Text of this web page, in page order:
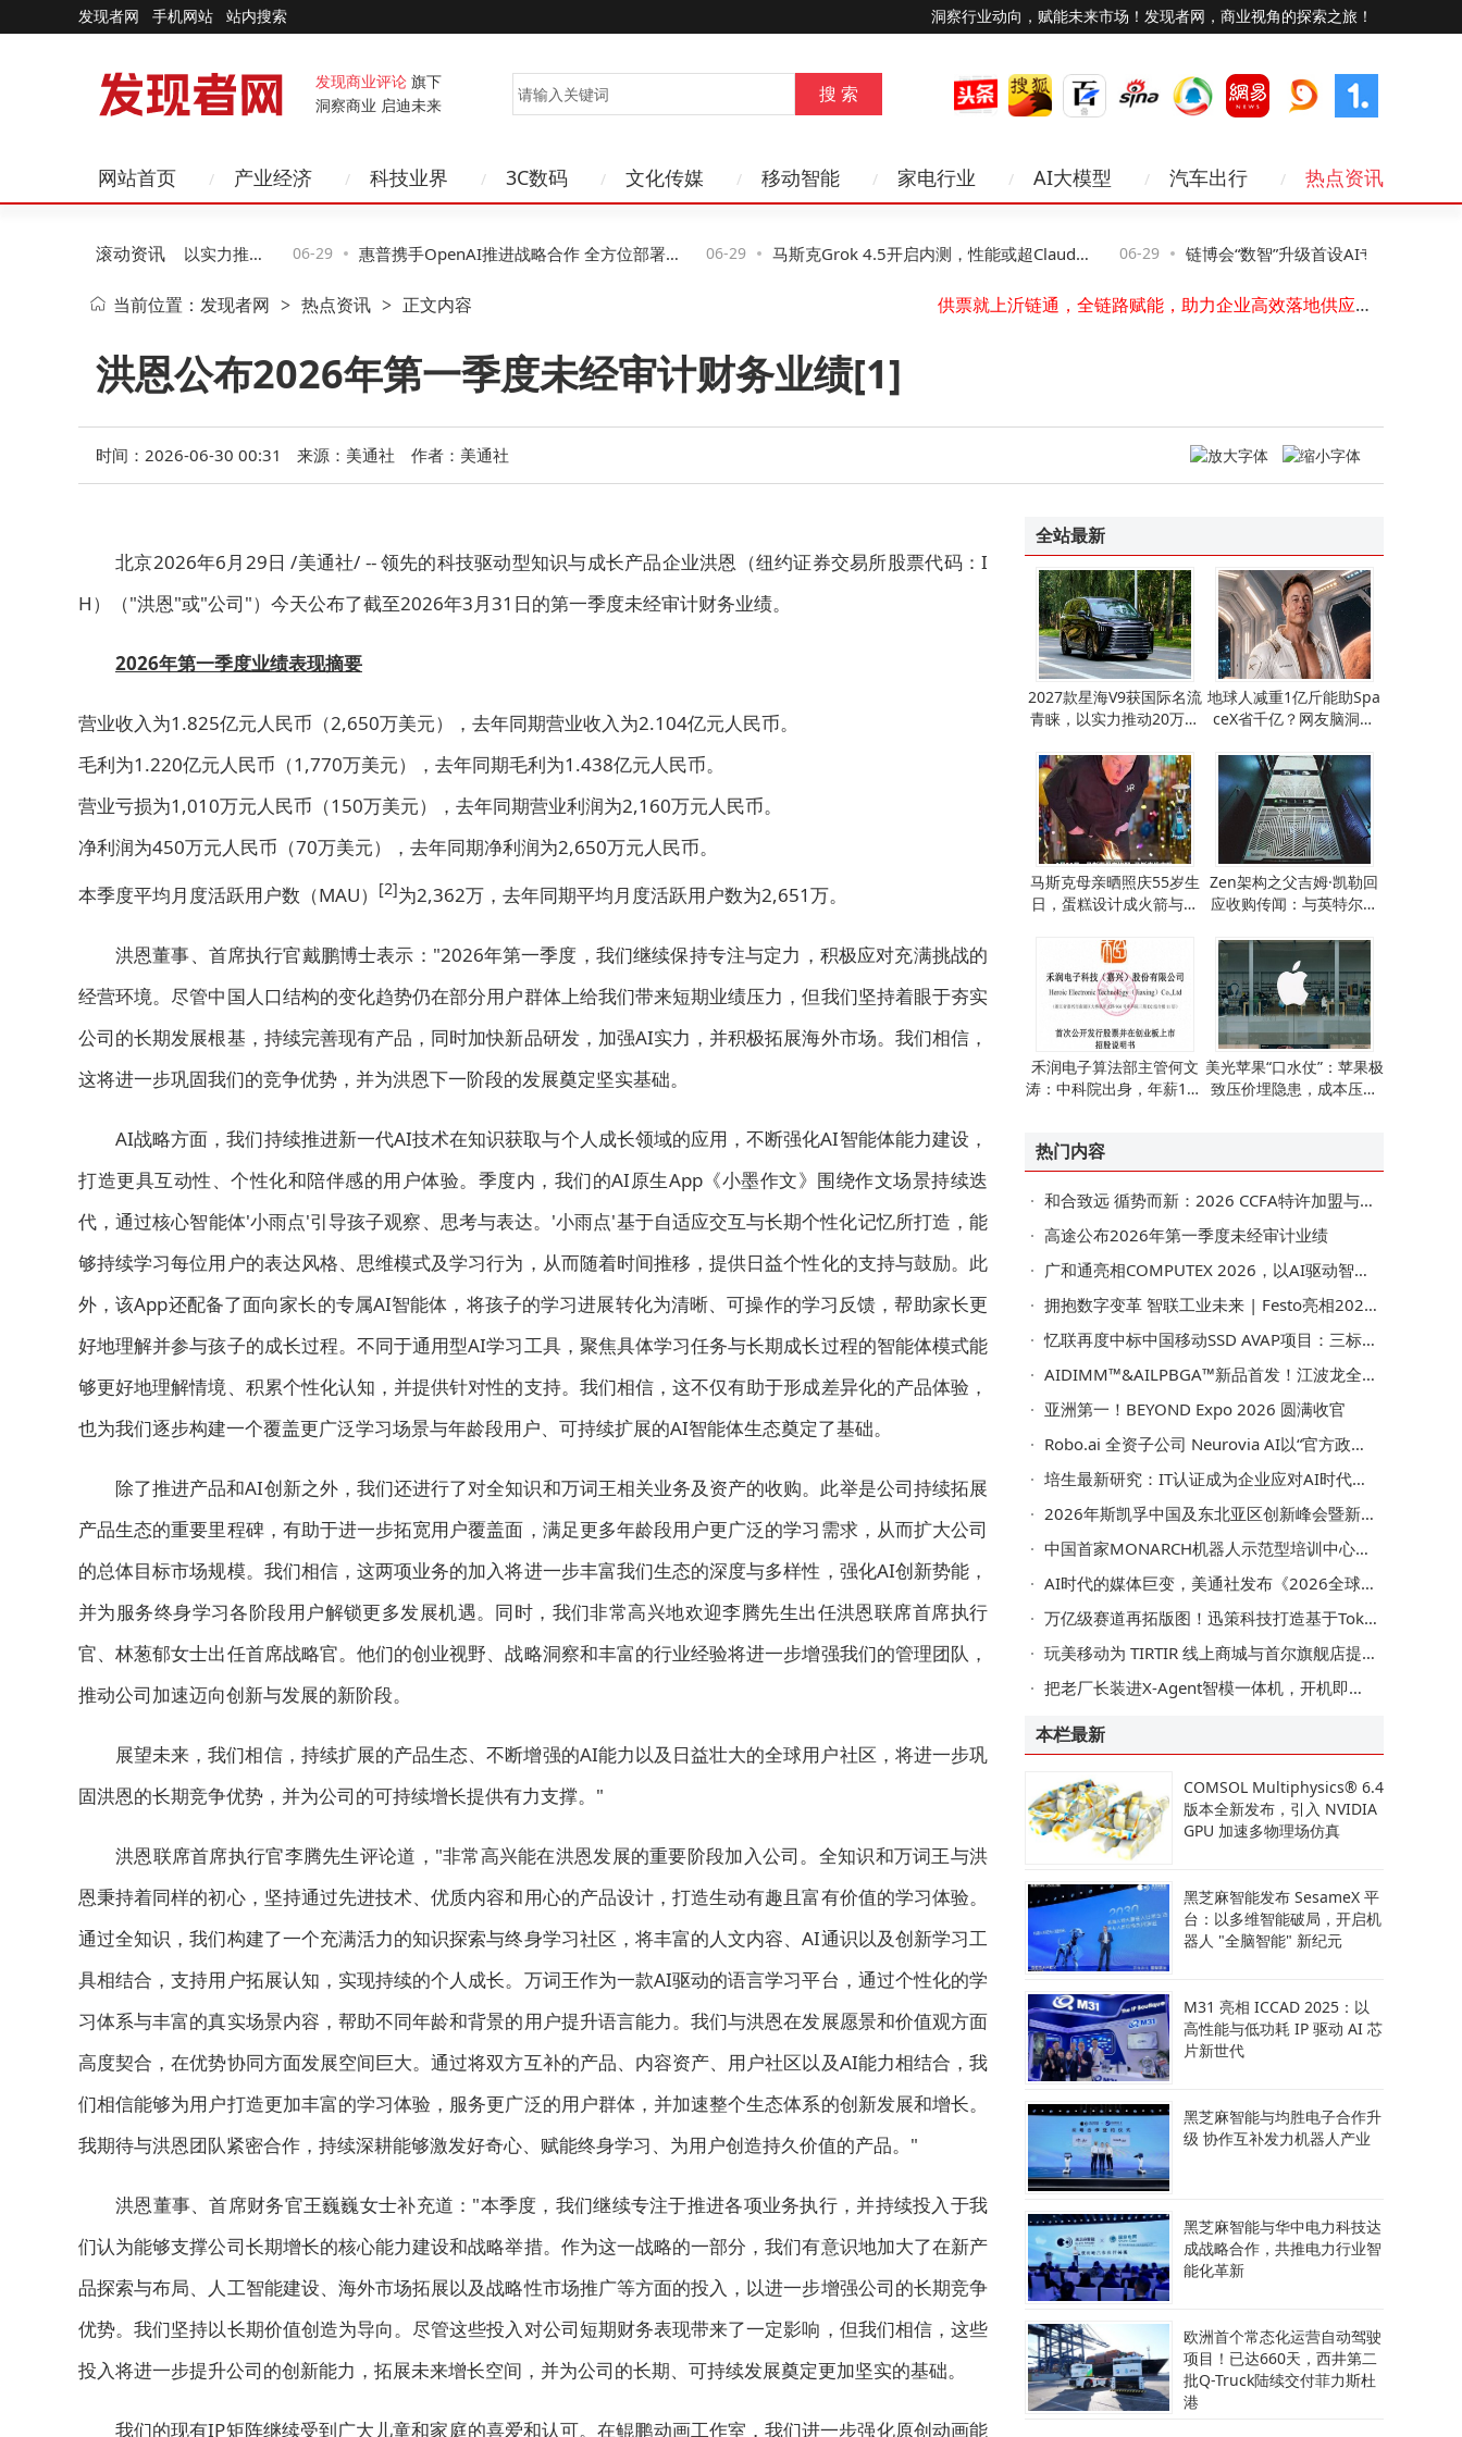
发现者网 手机网站 站内搜索 洞察行业动向，赋能未来市场！发现者网，商业视角的探索之旅！
发现商业评论旗下
洞察商业 启迪未来
网站首页 产业经济 科技业界 3C数码 文化传媒 移动智能 家电行业 AI大模型 汽车出行 热点资讯
滚动资讯
V9获国际名流青睐，以实力推动
豪华体验新跨越
06-29 惠普携手OpenAI推进战略合作 全方位部署Fr
ontier平台助力企业加速转型
06-29 马斯克Grok 4.5开启内测，性能或超Claude 06-29 链博会“数智”升级首设AI专区，中国人工
企业超532万家蓬勃发展
5个月、4轮融资、首个季度即盈利----临界点完成近10亿融资，跻身10亿美元独角兽
市场增速超20%，云尖信息AI Box助推边端Agentic与Physical AI价值跃升
AI+创新药：和誉医药打造长期增长的新能力曲线
玩的就是功效护肤！ The Ordinary Playground功效护肤游乐场限时登陆广州东山口
5个月、4轮融资、首个季度即盈利----临界点完成近10亿融资，跻身10亿美元独角兽
市场增速超20%，云尖信息AI Box助推边端Agentic与Physical AI价值跃升
当前位置： 发现者网 > 热点资讯 > 正文内容
洪恩公布2026年第一季度未经审计财务业绩[1]
时间：2026-06-30 00:31 来源：美通社 作者：美通社
北京2026年6月29日 /美通社/ -- 领先的科技驱动型知识与成长产品企业洪恩（纽约证券交易所股票代码：I
H）（"洪恩"或"公司"）今天公布了截至2026年3月31日的第一季度未经审计财务业绩。
2026年第一季度业绩表现摘要
营业收入为1.825亿元人民币（2,650万美元），去年同期营业收入为2.104亿元人民币。
毛利为1.220亿元人民币（1,770万美元），去年同期毛利为1.438亿元人民币。
营业亏损为1,010万元人民币（150万美元），去年同期营业利润为2,160万元人民币。
净利润为450万元人民币（70万美元），去年同期净利润为2,650万元人民币。
本季度平均月度活跃用户数（MAU）
[2]为2,362万，去年同期平均月度活跃用户数为2,651万。
洪恩董事、首席执行官戴鹏博士表示："2026年第一季度，我们继续保持专注与定力，积极应对充满挑战的
经营环境。尽管中国人口结构的变化趋势仍在部分用户群体上给我们带来短期业绩压力，但我们坚持着眼于夯实
公司的长期发展根基，持续完善现有产品，同时加快新品研发， 加强AI实力 ，并积极拓展海外市场。我们相信，
这将进一步巩固我们的竞争优势，并为洪恩下一阶段的发展奠定坚实基础。
AI战略方面，我们持续推进新一代AI技术在知识获取与个人成长领域的应用，不断强化AI智能体能力建设，
打造更具互动性、个性化和陪伴感的用户体验。季度内，我们的AI原生App《小墨作文》围绕作文场景持续迭
代，通过核心智能体'小雨点'引导孩子观察、思考与表达。'小雨点'基于自适应交互与长期个性化记忆所打造，能
够持续学习每位用户的表达风格、思维模式及学习行为，从而随着时间推移，提供日益个性化的支持与鼓励。此
外，该App还配备了面向家长的专属AI智能体，将孩子的学习进展转化为清晰、可操作的学习反馈，帮助家长更
好地理解并参与孩子的成长过程。不同于通用型AI学习工具，聚焦具体学习任务与长期成长过程的智能体模式能
够更好地理解情境、积累个性化认知，并提供针对性的支持。我们相信，这不仅有助于形成差异化的产品体验，
也为我们逐步构建一个覆盖更广泛学习场景与年龄段用户、可持续扩展的AI智能体生态奠定了基础。
除了推进产品和AI创新之外，我们还进行了对全知识和万词王相关业务及资产的收购。此举是公司持续拓展
产品生态的重要里程碑，有助于进一步拓宽用户覆盖面，满足更多年龄段用户更广泛的学习需求，从而扩大公司
的总体目标市场规模。我们相信，这两项业务的加入将进一步丰富我们生态的深度与多样性，强化AI创新势能，
并为服务终身学习各阶段用户解锁更多发展机遇。同时，我们非常高兴地欢迎李腾先生出任洪恩联席首席执行
官、林葱郁女士出任首席战略官。他们的创业视野、战略洞察和丰富的行业经验将进一步增强我们的管理团队，
推动公司加速迈向创新与发展的新阶段。
展望未来，我们相信，持续扩展的产品生态、不断增强的AI能力以及日益壮大的全球用户社区，将进一步巩
固洪恩的长期竞争优势，并为公司的可持续增长提供有力支撑。"
洪恩联席首席执行官李腾先生评论道，"非常高兴能在洪恩发展的重要阶段加入公司。全知识和万词王与洪
恩秉持着同样的初心，坚持通过先进技术、优质内容和用心的产品设计，打造生动有趣且富有价值的学习体验。
通过全知识，我们构建了一个充满活力的知识探索与终身学习社区，将丰富的人文内容、AI通识以及创新学习工
具相结合，支持用户拓展认知，实现持续的个人成长。万词王作为一款AI驱动的语言学习平台，通过个性化的学
习体系与丰富的真实场景内容，帮助不同年龄和背景的用户提升语言能力。我们与洪恩在发展愿景和价值观方面
高度契合，在优势协同方面发展空间巨大。通过将双方互补的产品、内容资产、用户社区以及AI能力相结合，我
们相信能够为用户打造更加丰富的学习体验，服务更广泛的用户群体，并加速整个生态体系的创新发展和增长。
我期待与洪恩团队紧密合作，持续深耕能够激发好奇心、赋能终身学习、为用户创造持久价值的产品。"
洪恩董事、首席财务官王巍巍女士补充道："本季度，我们继续专注于推进各项业务执行，并持续投入于我
们认为能够支撑公司长期增长的核心能力建设和战略举措。作为这一战略的一部分，我们有意识地加大了在新产
品探索与布局、人工智能建设、海外市场拓展以及战略性市场推广等方面的投入，以进一步增强公司的长期竞争
优势。我们坚持以长期价值创造为导向。尽管这些投入对公司短期财务表现带来了一定影响，但我们相信，这些
投入将进一步提升公司的创新能力，拓展未来增长空间，并为公司的长期、可持续发展奠定更加坚实的基础。
我们的现有IP矩阵继续受到广大儿童和家庭的喜爱和认可。在鲲鹏动画工作室，我们进一步强化原创动画能
全站最新
2027款星海V9获国际名流
青睐，以实力推动20万级
地球人减重1亿斤能助Spa
ceX省千亿？网友脑洞大
马斯克母亲晒照庆55岁生
日，蛋糕设计成火箭与月
Zen架构之父吉姆·凯勒回
应收购传闻：与英特尔高
展
禾润电子算法部主管何文
涛：中科院出身，年薪133
美光苹果“口水仗”：苹果极
致压价埋隐患，成本压力
热门内容
和合致远 循势而新：2026 CCFA特许加盟与生活服务业发展大会擘画行业高质量发展新蓝图
高途公布2026年第一季度未经审计业绩
广和通亮相COMPUTEX 2026，以AI驱动智能连接新未来
拥抱数字变革 智联工业未来 | Festo亮相2026 WOD制造业数智化博览会
忆联再度中标中国移动SSD AVAP项目：三标段中标，双项夺魁，总容量第一
AIDIMM™&AILPBGA™新品首发！江波龙全栈端侧AI存储应用亮相COMPUTEX 2026
亚洲第一！BEYOND Expo 2026 圆满收官
Robo.ai 全资子公司 Neurovia AI以“官方政府级 AI 网络安全合作伙伴”身份亮相第三届阿联酋政府网络安全峰会
培生最新研究：IT认证成为企业应对AI时代技能缺口的核心抓手，驱动竞争优势提升
2026年斯凯孚中国及东北亚区创新峰会暨新品发布会成功举办，发布五大新产品
中国首家MONARCH机器人示范型培训中心落地上海市第一人民医院
AI时代的媒体巨变，美通社发布《2026全球媒体调查报告》
万亿级赛道再拓版图！迅策科技打造基于Token的物理AI与世界模型，构建产业新生态
玩美移动为 TIRTIR 线上商城与首尔旗舰店提供 AR 粉底液虚拟试妆及 AI 智能粉底配色技术
把老厂长装进X-Agent智模一体机，开机即用，越用越智能！
本栏最新
COMSOL Multiphysics® 6.4
版本全新发布，引入 NVIDIA
GPU 加速多物理场仿真
黑芝麻智能发布 SesameX 平
台：以多维智能破局，开启机
器人 "全脑智能" 新纪元
M31 亮相 ICCAD 2025：以
高性能与低功耗 IP 驱动 AI 芯
片新世代
黑芝麻智能与均胜电子合作升
级 协作互补发力机器人产业
黑芝麻智能与华中电力科技达
成战略合作，共推电力行业智
能化革新
欧洲首个常态化运营自动驾驶
项目！已达660天，西井第二
批Q-Truck陆续交付菲力斯杜
港